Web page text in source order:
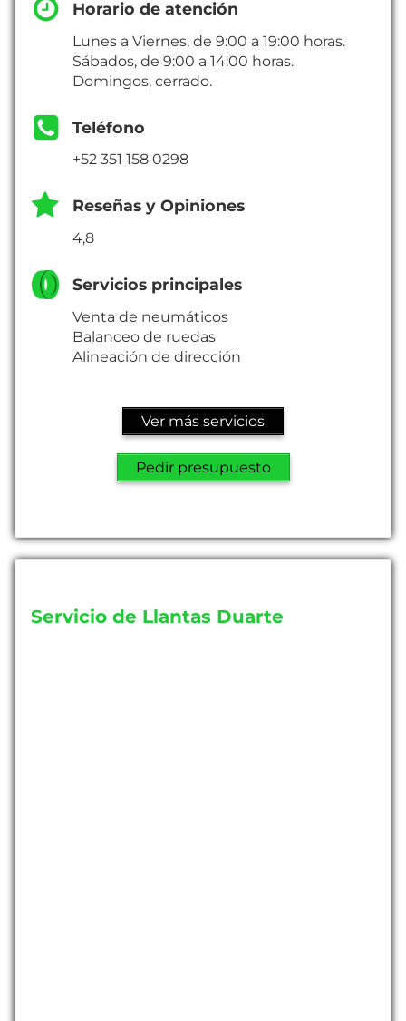
Horario de atención
Lunes a Viernes, de 9:00 a 19:00 horas.
Sábados, de 9:00 a 14:00 horas.
Domingos, cerrado.
Teléfono
+52 351 158 0298
Reseñas y Opiniones
4,8
Servicios principales
Venta de neumáticos
Balanceo de ruedas
Alineación de dirección
Ver más servicios
Pedir presupuesto
Servicio de Llantas Duarte